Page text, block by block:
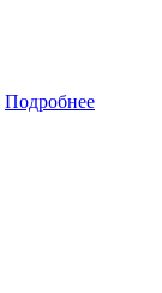
Подробнее